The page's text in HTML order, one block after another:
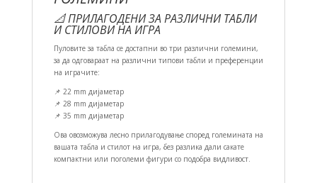
📐 ПРИЛАГОДЕНИ ЗА РАЗЛИЧНИ ТАБЛИ
И СТИЛОВИ НА ИГРА
Пуловите за табла се достапни во три различни големини,
за да одговараат на различни типови табли и преференции
на играчите:
📌 22 mm дијаметар
📌 28 mm дијаметар
📌 35 mm дијаметар
Ова овозможува лесно прилагодување според големината на
вашата табла и стилот на игра, без разлика дали сакате
компактни или поголеми фигури со подобра видливост.